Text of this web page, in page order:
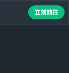
立刻前往